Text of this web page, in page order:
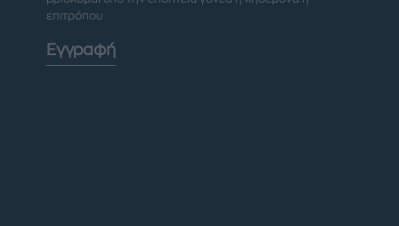
επιτρόπου
Εγγραφή